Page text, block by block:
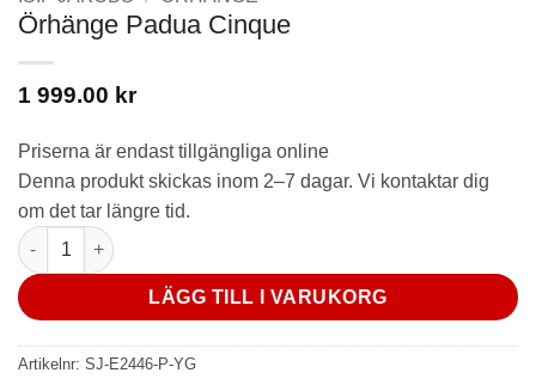
Örhänge Padua Cinque
1 999.00 kr
Priserna är endast tillgängliga online
Denna produkt skickas inom 2–7 dagar. Vi kontaktar dig
om det tar längre tid.
Örhänge Padua Cinque mängd
LÄGG TILL I VARUKORG
Artikelnr: SJ-E2446-P-YG